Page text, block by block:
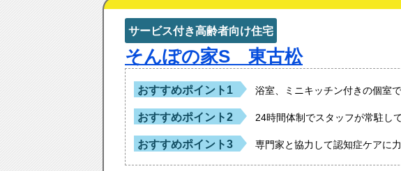
サービス付き高齢者向け住宅
そんぽの家S 東古松
おすすめポイント1 浴室、ミニキッチン付きの個室
おすすめポイント2 24時間体制でスタッフが常駐し
おすすめポイント3 専門家と協力して認知症ケアに